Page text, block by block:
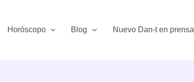
Horóscopo Blog Nuevo Dan-t en prensa